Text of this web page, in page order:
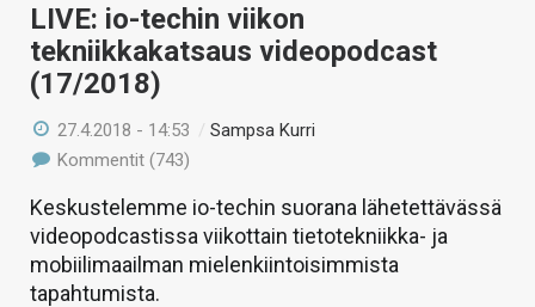
LIVE: io-techin viikon
tekniikkakatsaus videopodcast
(17/2018)
27.4.2018 - 14:53 /Sampsa Kurri
Kommentit (743)
Keskustelemme io-techin suorana lähetettävässä
videopodcastissa viikottain tietotekniikka- ja
mobiilimaailman mielenkiintoisimmista
tapahtumista.